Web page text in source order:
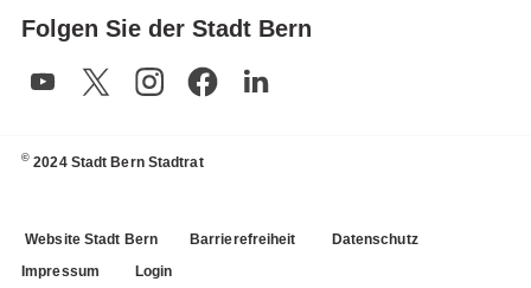
Folgen Sie der Stadt Bern
© 2024 Stadt Bern Stadtrat
Website Stadt Bern Barrierefreiheit
Datenschutz
Impressum
Login